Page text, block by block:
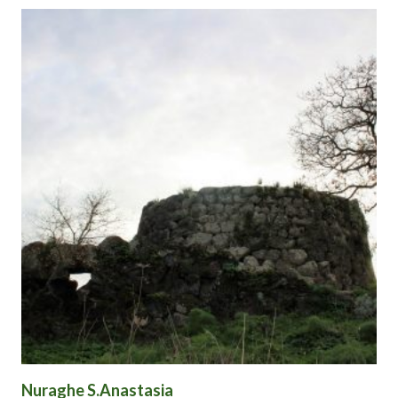
Nuraghe S.Anastasia